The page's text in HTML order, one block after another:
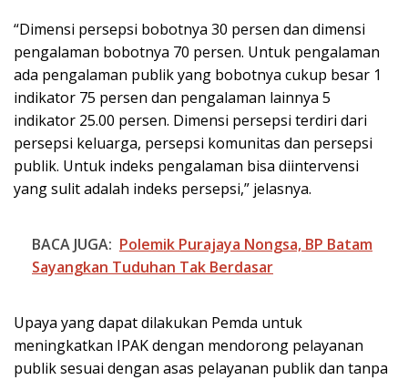
“Dimensi persepsi bobotnya 30 persen dan dimensi
pengalaman bobotnya 70 persen. Untuk pengalaman
ada pengalaman publik yang bobotnya cukup besar 1
indikator 75 persen dan pengalaman lainnya 5
indikator 25.00 persen. Dimensi persepsi terdiri dari
persepsi keluarga, persepsi komunitas dan persepsi
publik. Untuk indeks pengalaman bisa diintervensi
yang sulit adalah indeks persepsi,” jelasnya.
BACA JUGA: Polemik Purajaya Nongsa, BP Batam
Sayangkan Tuduhan Tak Berdasar
Upaya yang dapat dilakukan Pemda untuk
meningkatkan IPAK dengan mendorong pelayanan
publik sesuai dengan asas pelayanan publik dan tanpa